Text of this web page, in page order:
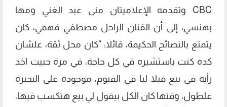
CBC وتقدمه الإعلاميتان منى عبد الغني ومها
بهنسي، إلى أن الفنان الراحل مصطفي فهمي، كان
يتمتع بالنصائح الحكيمة، قائلا: "كان محل ثقة، علشان
كده كنت باستشيره في كل حاجة، في مرة حبيت اخد
رأيه في بيع فيلا ليا في الفيوم، موجودة على البحيرة
علطول، وقتها كان الكل بيقول لي بيع هتكسب فيها،